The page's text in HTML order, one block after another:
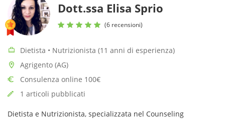
Dott.ssa Elisa Sprio
(6 recensioni)
Dietista • Nutrizionista (11 anni di esperienza)
Agrigento (AG)
Consulenza online 100€
1 articoli pubblicati
Dietista e Nutrizionista, specializzata nel Counseling